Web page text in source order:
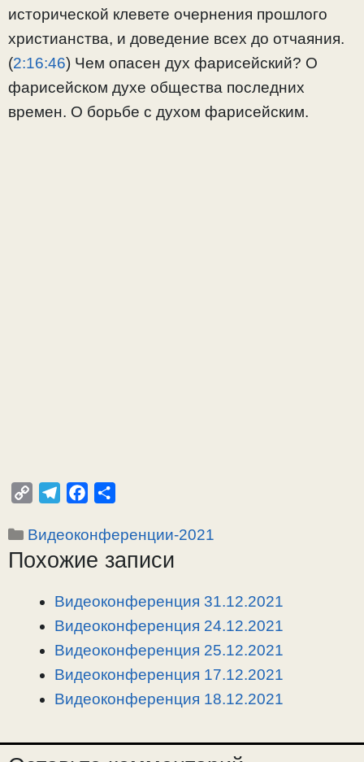
исторической клевете очернения прошлого
христианства, и доведение всех до отчаяния.
(2:16:46​) Чем опасен дух фарисейский? О
фарисейском духе общества последних
времен. О борьбе с духом фарисейским.
p
y
l
e
r
a
c
e
o
п
р
в
Рубрики
Видеоконференции-2021
Похожие записи
Видеоконференция 31.12.2021
Видеоконференция 24.12.2021
Видеоконференция 25.12.2021
Видеоконференция 17.12.2021
Видеоконференция 18.12.2021